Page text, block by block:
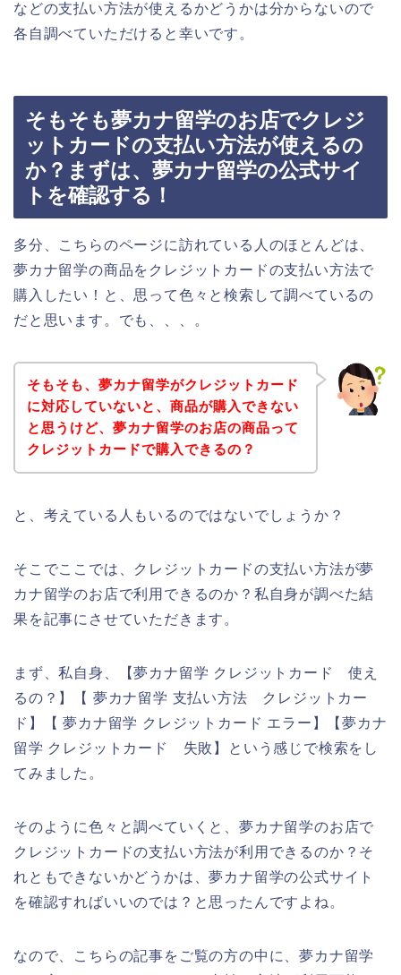
などの支払い方法が使えるかどうかは分からないので
各自調べていただけると幸いです。
そもそも夢カナ留学のお店でクレジ
ットカードの支払い方法が使えるの
か？まずは、夢カナ留学の公式サイ
トを確認する！
多分、こちらのページに訪れている人のほとんどは、
夢カナ留学の商品をクレジットカードの支払い方法で
購入したい！と、思って色々と検索して調べているの
だと思います。でも、、、。
そもそも、夢カナ留学がクレジットカード
に対応していないと、商品が購入できない
と思うけど、夢カナ留学のお店の商品って
クレジットカードで購入できるの？
と、考えている人もいるのではないでしょうか？
そこでここでは、クレジットカードの支払い方法が夢
カナ留学のお店で利用できるのか？私自身が調べた結
果を記事にさせていただきます。
まず、私自身、【夢カナ留学 クレジットカード 使え
るの？】【 夢カナ留学 支払い方法 クレジットカー
ド】【 夢カナ留学 クレジットカード エラー】【夢カナ
留学 クレジットカード 失敗】という感じで検索をし
てみました。
そのように色々と調べていくと、夢カナ留学のお店で
クレジットカードの支払い方法が利用できるのか？そ
れともできないかどうかは、夢カナ留学の公式サイト
を確認すればいいのでは？と思ったんですよね。
なので、こちらの記事をご覧の方の中に、夢カナ留学